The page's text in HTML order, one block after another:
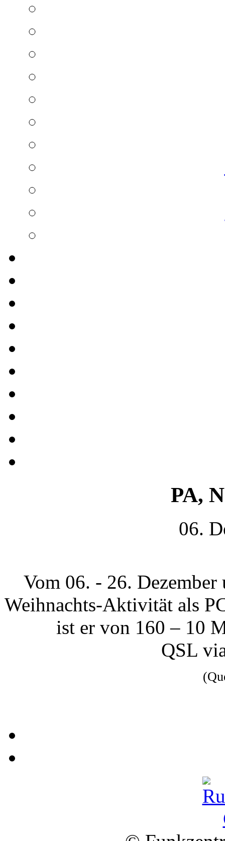
PA,
06.
Vom 06. - 26.
Weihnachts-Aktivität als
ist er von 160 – 10
QSL